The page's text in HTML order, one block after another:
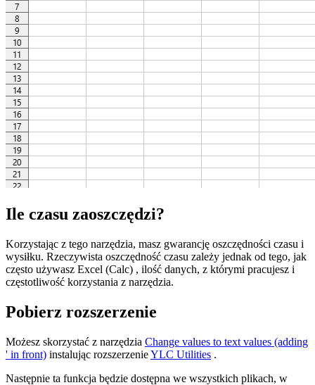
Ile czasu zaoszczędzi?
Korzystając z tego narzędzia, masz gwarancję oszczędności czasu i
wysiłku. Rzeczywista oszczędność czasu zależy jednak od tego, jak
często używasz Excel (Calc) , ilość danych, z którymi pracujesz i
częstotliwość korzystania z narzędzia.
Pobierz rozszerzenie
Możesz skorzystać z narzędzia Change values to text values (adding
' in front) instalując rozszerzenieYLC Utilities .
Następnie ta funkcja będzie dostępna we wszystkich plikach, w